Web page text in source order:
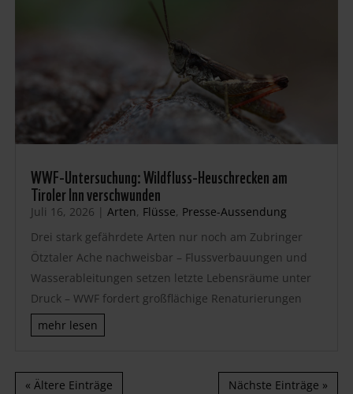
WWF-Untersuchung: Wildfluss-Heuschrecken am
Tiroler Inn verschwunden
Juli 16, 2026 | Arten, Flüsse, Presse-Aussendung
Drei stark gefährdete Arten nur noch am Zubringer
Ötztaler Ache nachweisbar – Flussverbauungen und
Wasserableitungen setzen letzte Lebensräume unter
Druck – WWF fordert großflächige Renaturierungen
mehr lesen
« Ältere Einträge Nächste Einträge »